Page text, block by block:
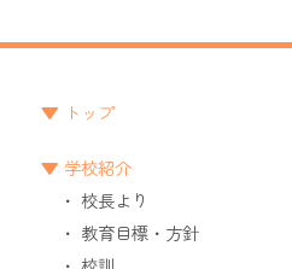
トップ
学校紹介
校長より
教育目標・方針